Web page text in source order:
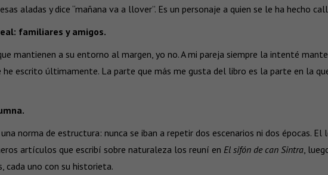
aladas y dice “mañana va a llover”. Es un personaje a quien se le ha hecho
familiares y amigos.
mantienen a su entorno al margen, yo no. A mi pareja siempre la intenté
escrito últimamente. La parte que más me gusta del libro es la parte en la
norma de estructura: nunca se iban a repetir dos escenarios ni dos épocas.
artículos que escribí sobre naturaleza los reuní en El sifón de can Sintra ,
cada uno con su historieta.